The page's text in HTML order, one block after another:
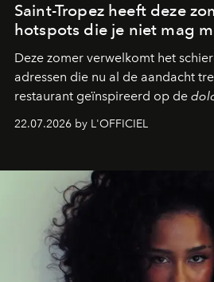
Saint-Tropez heeft deze
hotspots die je niet mag
Deze zomer verwelkomt het
adressen die nu al de aandacht
restaurant geïnspireerd op de
zestig, een Japanse hotspot die
verandert in een bruisende
neerstrijkt in Saint-Tropez. Dit zijn
die deze zomer de toon zetten,
zwoele nachten.
22.07.2026 by L'OFFICIEL